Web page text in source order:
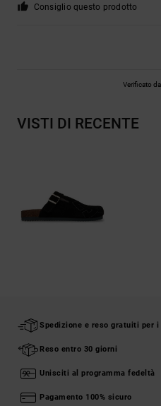
Consiglio questo prodotto
Verificato da
VISTI DI RECENTE
Spedizione e reso gratuiti per i
Reso entro 30 giorni
Unisciti al programma fedeltà
Pagamento 100% sicuro